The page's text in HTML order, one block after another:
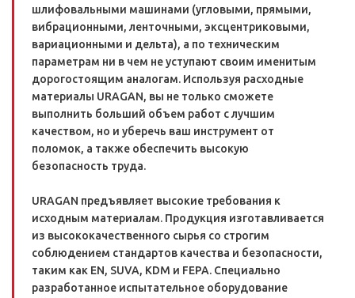
шлифовальными машинами (угловыми, прямыми,
вибрационными, ленточными, эксцентриковыми,
вариационными и дельта), а по техническим
параметрам ни в чем не уступают своим именитым
дорогостоящим аналогам. Используя расходные
материалы URAGAN, вы не только сможете
выполнить больший объем работ с лучшим
качеством, но и уберечь ваш инструмент от
поломок, а также обеспечить высокую
безопасность труда.
URAGAN предъявляет высокие требования к
исходным материалам. Продукция изготавливается
из высококачественного сырья со строгим
соблюдением стандартов качества и безопасности,
таким как EN, SUVA, KDM и FEPA. Специально
разработанное испытательное оборудование